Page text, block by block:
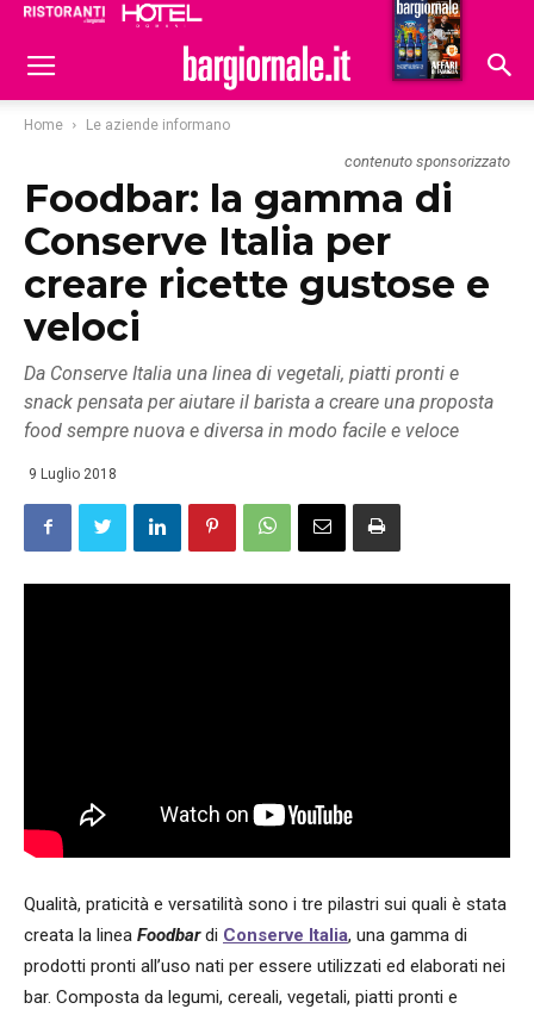
Hoteldomani
Home Le aziende informano
contenuto sponsorizzato
Foodbar: la gamma di
Conserve Italia per
creare ricette gustose e
veloci
Da Conserve Italia una linea di vegetali, piatti pronti e
snack pensata per aiutare il barista a creare una proposta
food sempre nuova e diversa in modo facile e veloce
9 Luglio 2018
Qualità, praticità e versatilità sono i tre pilastri sui quali è stata
creata la linea Foodbardi Conserve Italia, una gamma di
prodotti pronti all’uso nati per essere utilizzati ed elaborati nei
bar. Composta da legumi, cereali, vegetali, piatti pronti e